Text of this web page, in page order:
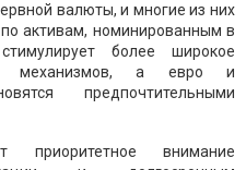
валюты, и многие из них
активам, номинированным в
более широкое
механизмов, а евро и
предпочтительными
внимание